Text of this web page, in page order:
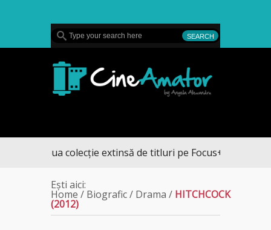
noua colecție extinsă de titluri pe Focus+
Ești aici:
Home / Biografic/ Drama / HITCHCOCK
(2012)